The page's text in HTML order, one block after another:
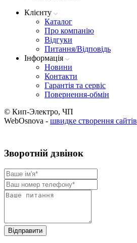
Клієнту
Каталог
Про компанію
Вiдгуки
Питання/Відповідь
Iнформацiя
Новини
Контакти
Гарантія та сервіс
Повернення-обмін
© Кип-Электро, ЧП
WebOsnova - швидке створення сайтів
Зворотнiй дзвiнок